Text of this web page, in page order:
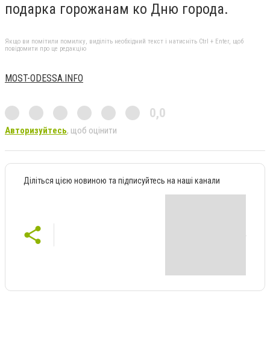
подарка горожанам ко Дню города.
Якщо ви помітили помилку, виділіть необхідний текст і натисніть Ctrl + Enter, щоб
повідомити про це редакцію
MOST-ODESSA.INFO
0,0
Авторизуйтесь, щоб оцінити
Діліться цією новиною та підписуйтесь на наші канали